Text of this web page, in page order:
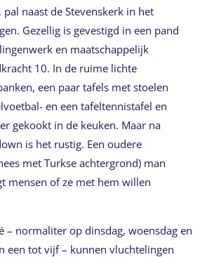
naast de Stevenskerk in het
Gezellig is gevestigd in een pand
en maatschappelijk
10. In de ruime lichte
een paar tafels met stoelen
en een tafeltennistafel en
gekookt in de keuken. Maar na
is het rustig. Een oudere
met Turkse achtergrond) man
mensen of ze met hem willen
– normaliter op dinsdag, woensdag en
een tot vijf – kunnen vluchtelingen